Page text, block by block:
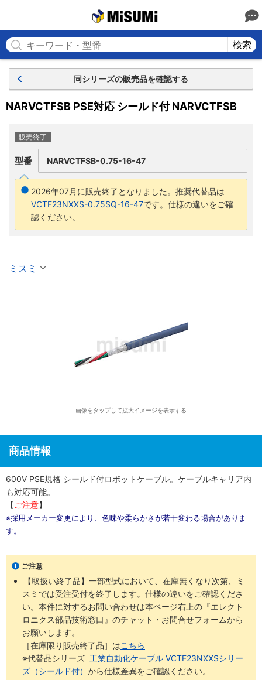
検索
同シリーズの販売品を確認する
NARVCTFSB PSE対応 シールド付 NARVCTFSB
販売終了
型番 NARVCTFSB-0.75-16-47
2026年07月に販売終了となりました。 推奨代替品は
VCTF23NXXS-0.75SQ-16-47です。仕様の違いをご確
認ください。
ミスミ
画像をタップして拡大イメージを表示する
商品情報
600V PSE規格 シールド付ロボットケーブル。ケーブルキャリア内
も対応可能。
【 ご注意】
※採用メーカー変更により、色味や柔らかさが若干変わる場合がありま
す。
ご注意
【取扱い終了品】一部型式において、在庫無くなり次第、ミ
スミでは受注受付を終了します。仕様の違いをご確認くださ
い。本件に対するお問い合わせは本ページ右上の『エレクト
ロニクス部品技術窓口』のチャット・お問合せフォームから
お願いします。
［在庫限り販売終了品］はこちら
※代替品シリーズ 工業自動化ケーブル VCTF23NXXSシリー
ズ（シールド付） から仕様差異をご確認ください。